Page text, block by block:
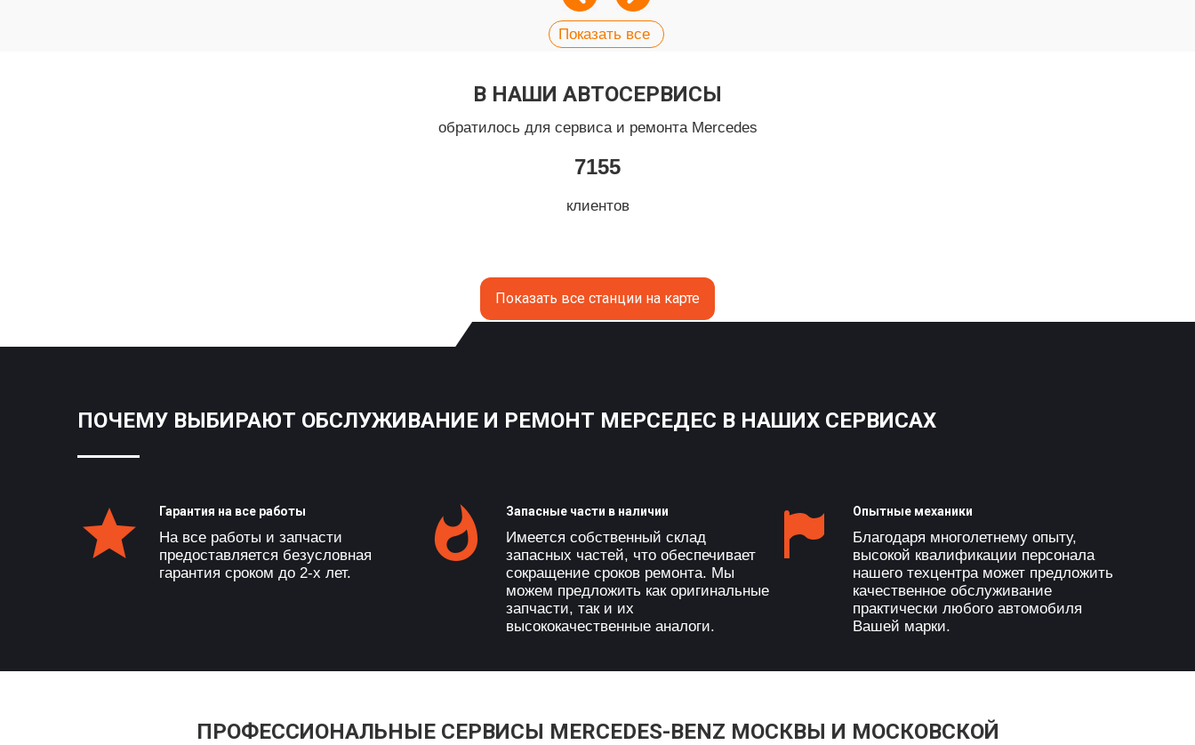
Показать все
В НАШИ АВТОСЕРВИСЫ
обратилось для сервиса и ремонта Mercedes
7155
клиентов
Показать все станции на карте
ПОЧЕМУ ВЫБИРАЮТ ОБСЛУЖИВАНИЕ И РЕМОНТ МЕРСЕДЕС В НАШИХ СЕРВИСАХ
Гарантия на все работы
На все работы и запчасти
предоставляется безусловная
гарантия сроком до 2-х лет.
Запасные части в наличии
Имеется собственный склад
запасных частей, что обеспечивает
сокращение сроков ремонта. Мы
можем предложить как оригинальные
запчасти, так и их
высококачественные аналоги.
Опытные механики
Благодаря многолетнему опыту,
высокой квалификации персонала
нашего техцентра может предложить
качественное обслуживание
практически любого автомобиля
Вашей марки.
ПРОФЕССИОНАЛЬНЫЕ СЕРВИСЫ MERCEDES-BENZ МОСКВЫ И МОСКОВСКОЙ